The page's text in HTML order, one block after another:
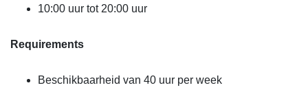
10:00 uur tot 20:00 uur
Requirements
Beschikbaarheid van 40 uur per week